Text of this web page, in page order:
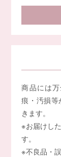
商品には
痕・汚損
きます。
※お届けし
す。
※不良品・